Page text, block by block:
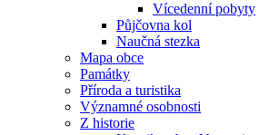
Vícedenní pobyty
Půjčovna kol
Naučná stezka
Mapa obce
Památky
Příroda a turistika
Významné osobnosti
Z historie